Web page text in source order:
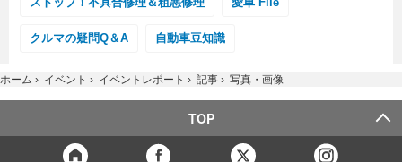
クルマの疑問Q＆A 自動車豆知識
ホーム › イベント › イベントレポート › 記事 › 写真・画像
TOP